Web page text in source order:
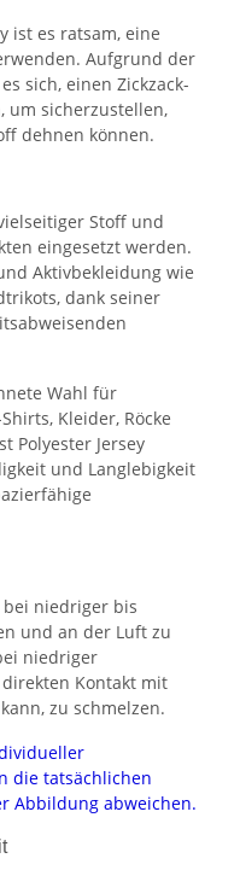
ist es ratsam, eine
Aufgrund der
sich, einen Zickzack-
um sicherzustellen,
dehnen können.
Stoff und
eingesetzt werden.
Aktivbekleidung wie
dank seiner
Wahl für
Kleider, Röcke
Polyester Jersey
und Langlebigkeit
bei niedriger bis
und an der Luft zu
niedriger
Kontakt mit
zu schmelzen.
die tatsächlichen
Abbildung abweichen.